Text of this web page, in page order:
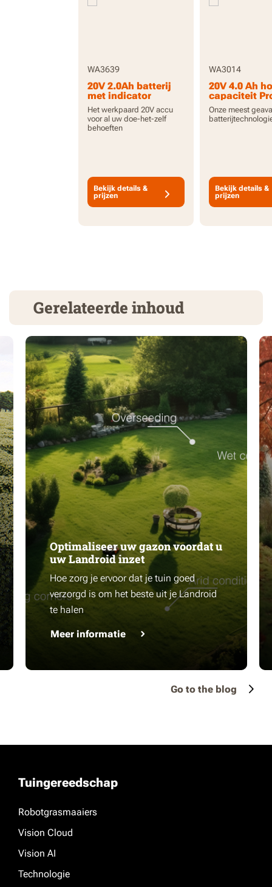
WA3639
20V 2.0Ah batterij
met indicator
Het werkpaard 20V accu
voor al uw doe-het-zelf
behoeften
Bekijk details &
prijzen
WA3014
20V 4.0 Ah
capaciteit
batterij met
indicator
Onze meest
Bekijk details &
prijzen
Gerelateerde inhoud
Optimaliseer uw gazon voordat u
uw Landroid inzet
Hoe zorg je ervoor dat je tuin goed
verzorgd is om het beste uit je Landroid
te halen
Meer informatie
Go to the blog
Tuingereedschap
Robotgrasmaaiers
Vision Cloud
Vision AI
Technologie